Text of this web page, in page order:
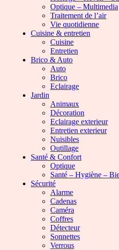
Optique – Multimedia
Traitement de l’air
Vie quotidienne
Cuisine & entretien
Cuisine
Entretien
Brico & Auto
Auto
Brico
Eclairage
Jardin
Animaux
Décoration
Eclairage exterieur
Entretien exterieur
Nuisibles
Outillage
Santé & Confort
Optique
Santé – Hygiène –
Sécurité
Alarme
Cadenas
Caméra
Coffres
Détecteur
Sonnettes
Verrous